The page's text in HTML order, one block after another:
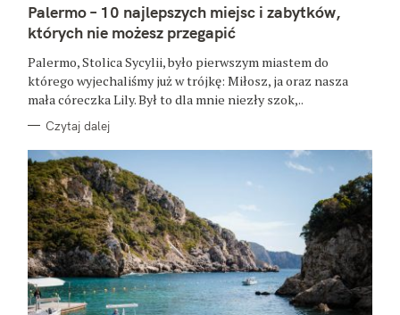
G
O
R
Palermo – 10 najlepszych miejsc i zabytków,
których nie możesz przegapić
Palermo, Stolica Sycylii, było pierwszym miastem do
którego wyjechaliśmy już w trójkę: Miłosz, ja oraz nasza
mała córeczka Lily. Był to dla mnie niezły szok,..
Czytaj dalej
W